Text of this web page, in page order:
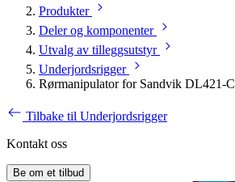
Produkter
Deler og komponenter
Utvalg av tilleggsutstyr
Underjordsrigger
Rørmanipulator for Sandvik DL421-C
Tilbake til Underjordsrigger
Kontakt oss
Be om et tilbud